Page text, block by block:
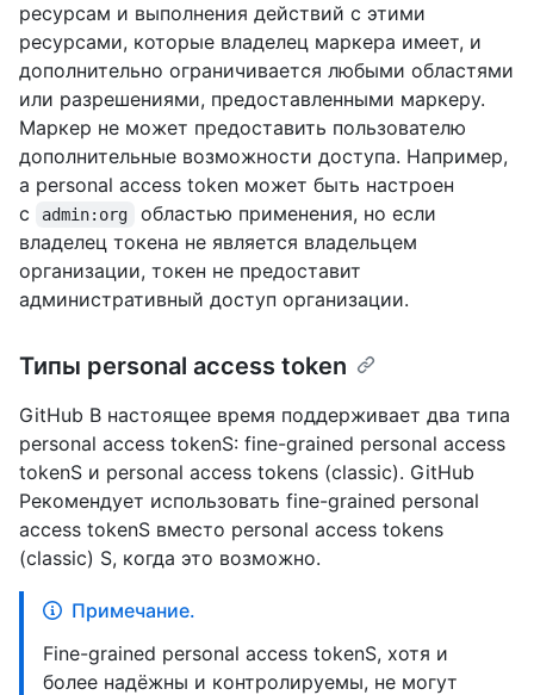
ресурсам и выполнения действий с этими
ресурсами, которые владелец маркера имеет, и
дополнительно ограничивается любыми областями
или разрешениями, предоставленными маркеру.
Маркер не может предоставить пользователю
дополнительные возможности доступа. Например,
a personal access token может быть настроен
с
admin:org
областью применения, но если
владелец токена не является владельцем
организации, токен не предоставит
административный доступ организации.
Типы personal access token
GitHub В настоящее время поддерживает два типа
personal access tokenS: fine-grained personal access
tokenS и personal access tokens (classic). GitHub
Рекомендует использовать fine-grained personal
access tokenS вместо personal access tokens
(classic) S, когда это возможно.
Примечание.
Fine-grained personal access tokenS, хотя и
более надёжны и контролируемы, не могут